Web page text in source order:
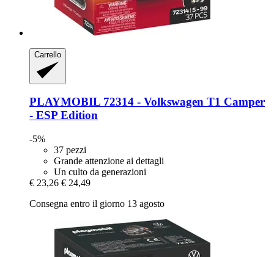
Carrello
PLAYMOBIL 72314 -​ Volkswagen T1 Camper
-​ ESP Edition
-5%
37 pezzi
Grande attenzione ai dettagli
Un culto da generazioni
€ 23,26 € 24,49
Consegna entro il giorno 13 agosto